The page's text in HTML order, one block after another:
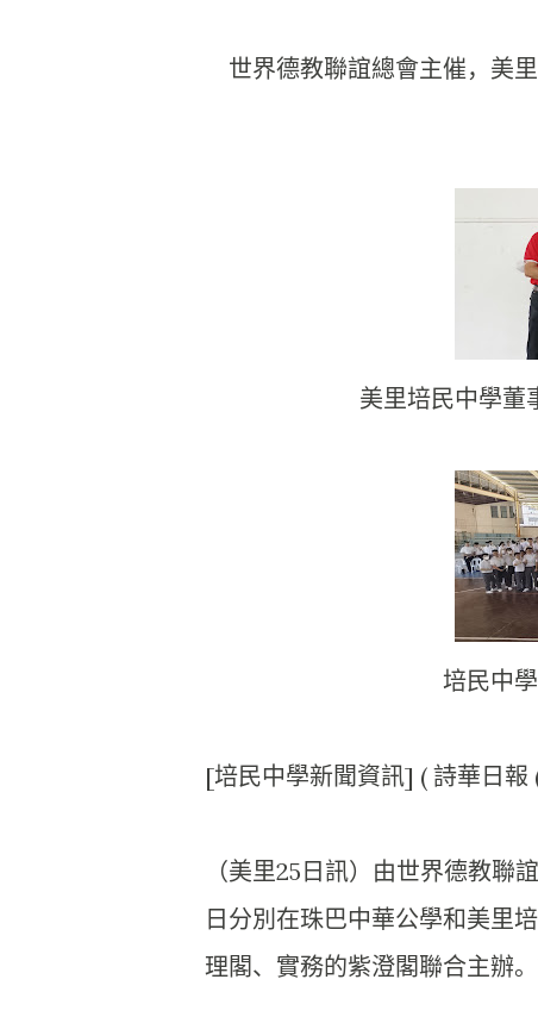
世界德教聯誼總會主催，美
美里培民中學董
培民中
[培民中學新聞資訊] ( 詩華日報
（美里25日訊）由世界德教聯
日分別在珠巴中華公學和美里培
理閣、 實務的紫澄閣聯合主辦。